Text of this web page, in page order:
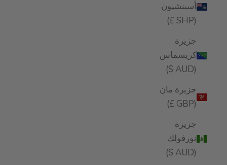
أسينشيون
(SHP £)
جزيرة
كريسماس
(AUD $)
جزيرة مان
(GBP £)
جزيرة
نورفولك
(AUD $)